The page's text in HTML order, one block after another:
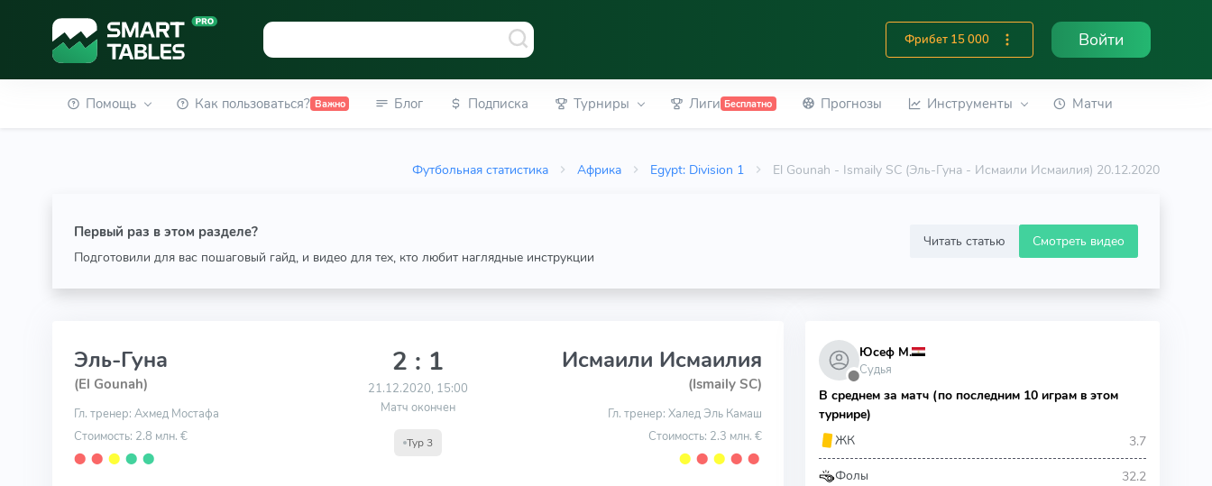
Фрибет 15 000 Войти
Помощь Как пользоваться? Важно Блог Подписка Турниры Лиги Бесплатно Прогнозы Инструменты Матчи
Футбольная статистика Африка Egypt: Division 1 El Gounah - Ismaily SC (Эль-Гуна - Исмаили Исмаилия) 20.12.2020
Первый раз в этом разделе?
Подготовили для вас пошаговый гайд, и видео для тех, кто любит наглядные инструкции
Читать статью Смотреть видео
Эль-Гуна
(El Gounah)
Гл. тренер: Ахмед Мостафа
Стоимость: 2.8 млн. €
⬤ ⬤ ⬤ ⬤ ⬤
2 : 1
21.12.2020, 15:00
Матч окончен
Тур 3
Исмаили Исмаилия
(Ismaily SC)
Гл. тренер: Халед Эль Камаш
Стоимость: 2.3 млн. €
⬤ ⬤ ⬤ ⬤ ⬤
⬤
Юсеф М.
Судья
В среднем за матч (по последним 10 играм в этом
турнире)
ЖК
3.7
Фолы 32.2